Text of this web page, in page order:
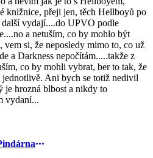
knižnice, přeji jen, těch Hellboyů po
vydají....do UPVO podle
a netuším, co by mohlo být
si, že neposledy mimo to, co už
a Darkness nepočítám.....takže z
co by mohli vybrat, ber to tak, že
Ani bych se totiž nedivil
je hrozná blbost a nikdy to
vydaní...